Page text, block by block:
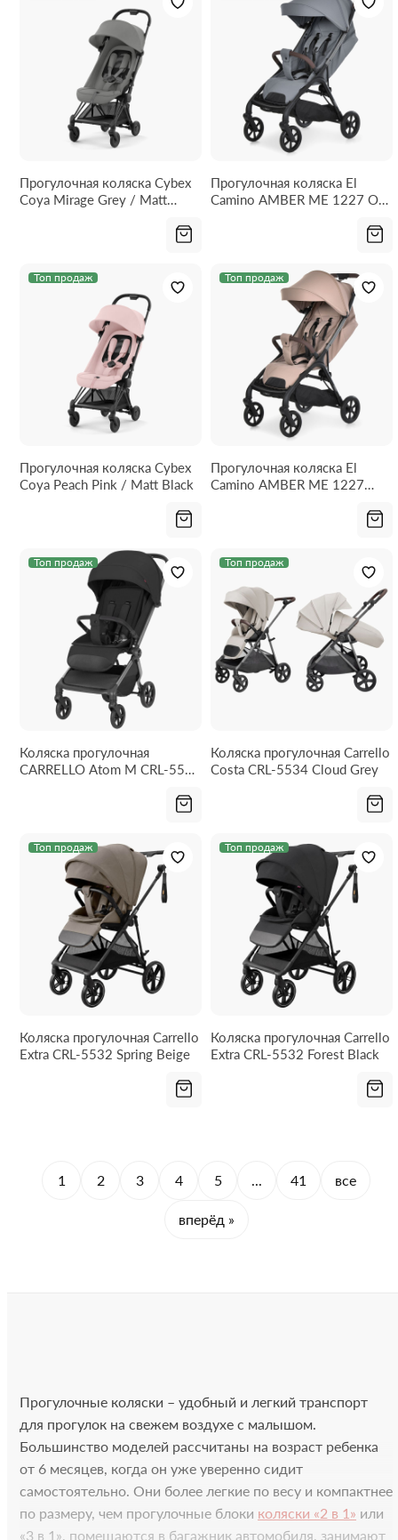
Прогулочная коляска Cybex
Coya Mirage Grey / Matt
Прогулочная коляска El
Camino AMBER ME 1227 Owl
Топ продаж
Прогулочная коляска Cybex
Coya Peach Pink / Matt Black
Топ продаж
Прогулочная коляска El
Camino AMBER ME 1227
Топ продаж
Коляска прогулочная
CARRELLO Atom M CRL-5527
Топ продаж
Коляска прогулочная Carrello
Costa CRL-5534 Cloud Grey
Топ продаж
Коляска прогулочная Carrello
Extra CRL-5532 Spring Beige
Топ продаж
Коляска прогулочная Carrello
Extra CRL-5532 Forest Black
1 2 3 4 5 ... 41 все
вперёд »
Прогулочные коляски – удобный и легкий транспорт
для прогулок на свежем воздухе с малышом.
Большинство моделей рассчитаны на возраст ребенка
от 6 месяцев, когда он уже уверенно сидит
самостоятельно. Они более легкие по весу и компактнее
по размеру, чем прогулочные блоки коляски «2 в 1» или
«3 в 1», помещаются в багажник автомобиля, занимают